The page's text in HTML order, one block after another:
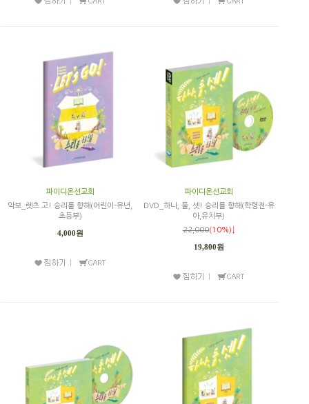
파이디온선교회
악보_렛츠 고! 승리를 향해(어린이-유년,
초등부)
4,000원
파이디온선교회
DVD_하나, 둘, 셋! 승리를 향해(학령전-유
아,유치부)
22,000(10%)↓
19,800원